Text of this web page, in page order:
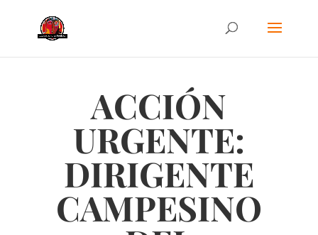
ACCIÓN
URGENTE:
DIRIGENTE
CAMPESINO